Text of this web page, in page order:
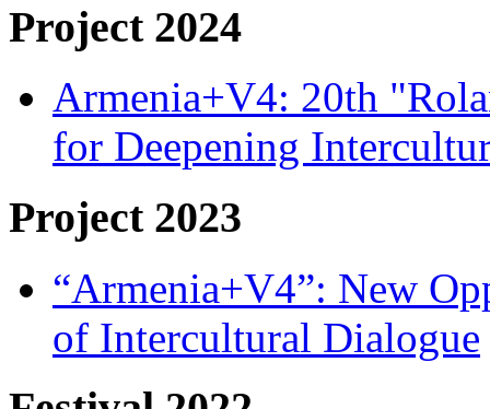
Project 2024
Armenia+V4: 20th
for Deepening
Project 2023
“Armenia+V4”: New
of Intercultural Dialogue